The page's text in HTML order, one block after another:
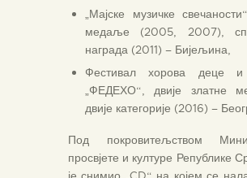
„Мајске музичке
медаље (2005, 2007),
награда (2011) – Бијељина,
Фестивал хорова деце
„ФЕДЕХО“, двије златне
двије категорије (2016) –
Под покровитељством
просвјете и културе Републике